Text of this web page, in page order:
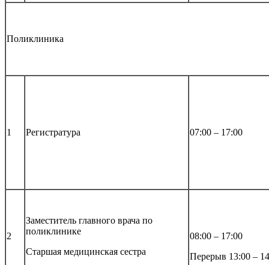
Поликлиника
1 Регистратура 07:00 – 17:00
2
Заместитель главного врача по
поликлинике
Старшая медицинская сестра
08:00 – 17:00
Перерыв 13:00 –